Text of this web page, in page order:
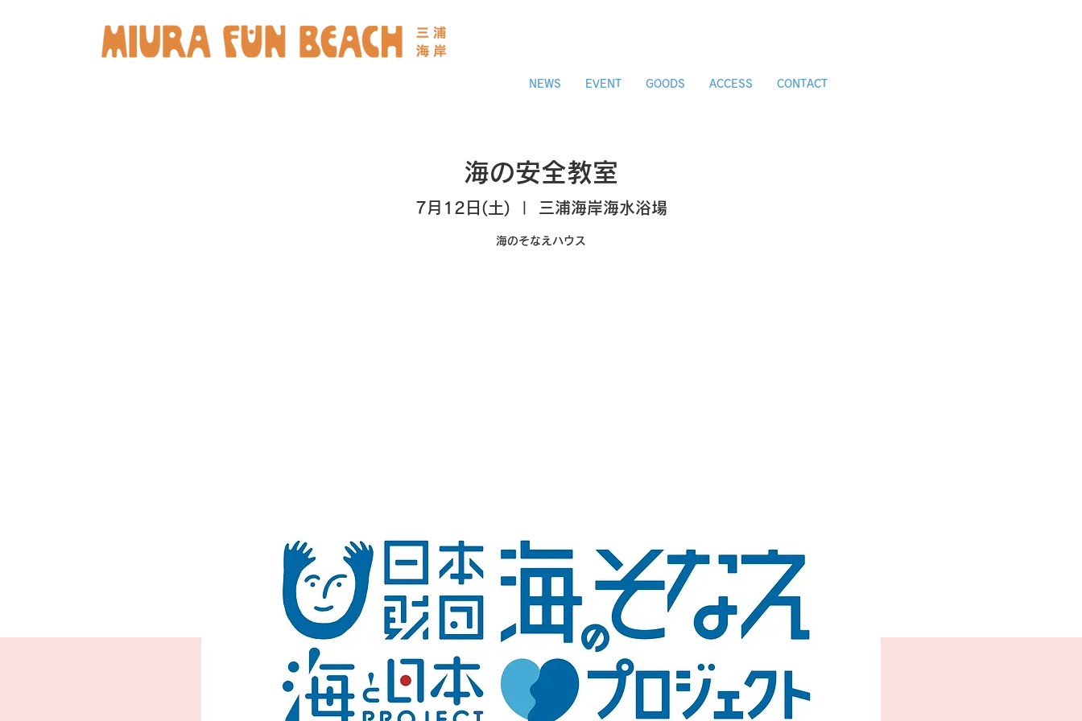
NEWS EVENT GOODS ACCESS CONTACT
海の安全教室
7月12日(土) 三浦海岸海水浴場
海のそなえハウス